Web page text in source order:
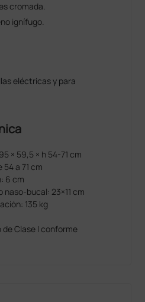
cromada.
ignífugo.
eléctricas y para
× 59,5 × h 54-71 cm
a 71 cm
6 cm
naso-bucal: 23×11 cm
135 kg
Clase I conforme